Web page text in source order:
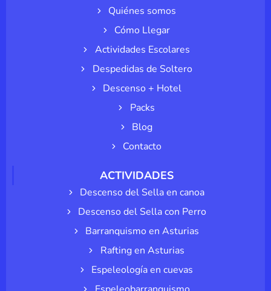
Quiénes somos
Cómo Llegar
Actividades Escolares
Despedidas de Soltero
Descenso + Hotel
Packs
Blog
Contacto
ACTIVIDADES
Descenso del Sella en canoa
Descenso del Sella con Perro
Barranquismo en Asturias
Rafting en Asturias
Espeleología en cuevas